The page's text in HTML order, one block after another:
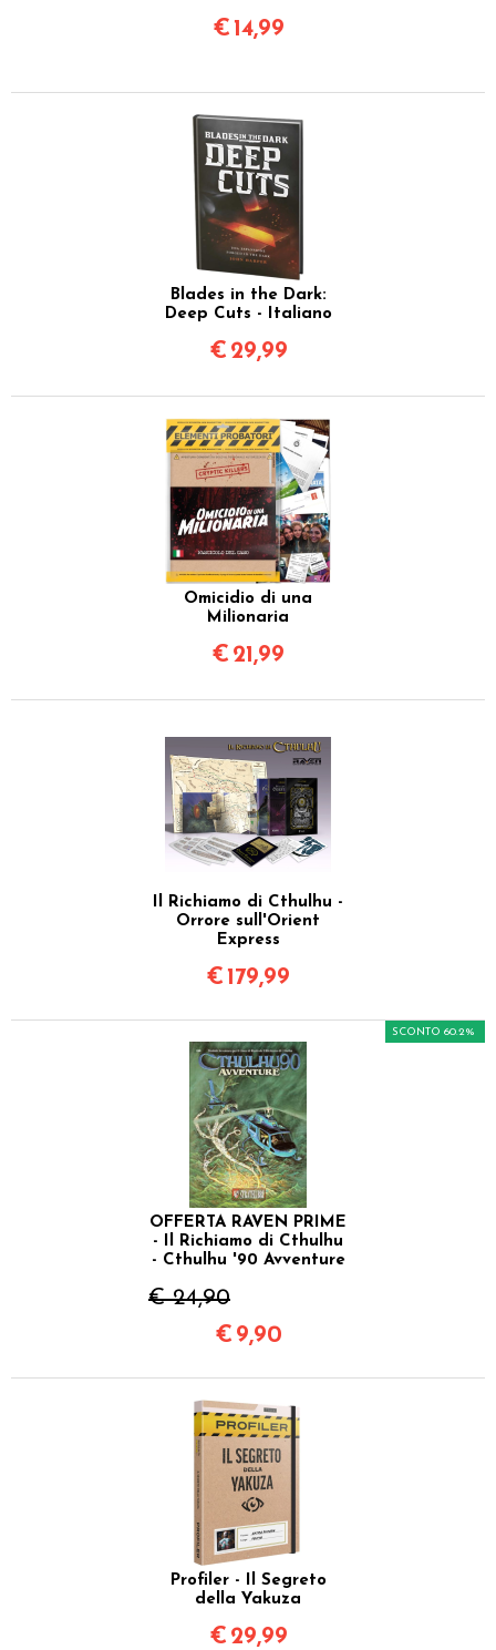
€ 14,99
Blades in the Dark:
Deep Cuts - Italiano
€ 29,99
Omicidio di una
Milionaria
€ 21,99
Il Richiamo di Cthulhu -
Orrore sull'Orient
Express
€ 179,99
OFFERTA RAVEN PRIME
- Il Richiamo di Cthulhu
- Cthulhu '90 Avventure
€ 24,90
SCONTO 60.2%
€ 9,90
Profiler - Il Segreto
della Yakuza
€ 29,99